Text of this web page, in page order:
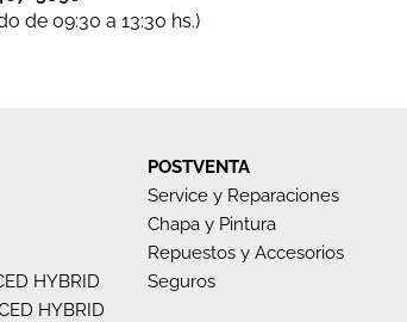
de 09:30 a 13:30 hs.)
HYBRID
HYBRID
POSTVENTA
Service y Reparaciones
Chapa y Pintura
Repuestos y Accesorios
Seguros